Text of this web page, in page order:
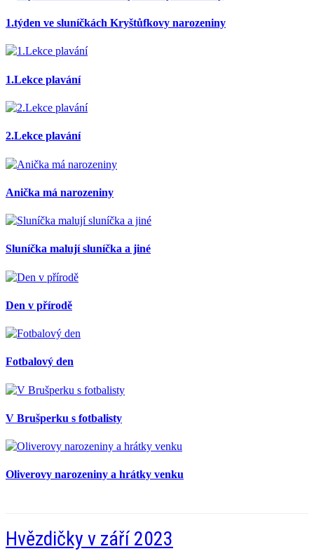
1.týden ve sluníčkách Kryštůfkovy narozeniny
1.Lekce plavání
2.Lekce plavání
Anička má narozeniny
Sluníčka malují sluníčka a jiné
Den v přírodě
Fotbalový den
V Brušperku s fotbalisty
Oliverovy narozeniny a hrátky venku
Hvězdičky v září 2023